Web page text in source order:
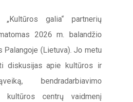
galia“ partnerių
2026 m. balandžio
(Lietuva). Jo metu
diskusijas apie kultūros ir
bendradarbiavimo
kultūros centrų vaidmenį